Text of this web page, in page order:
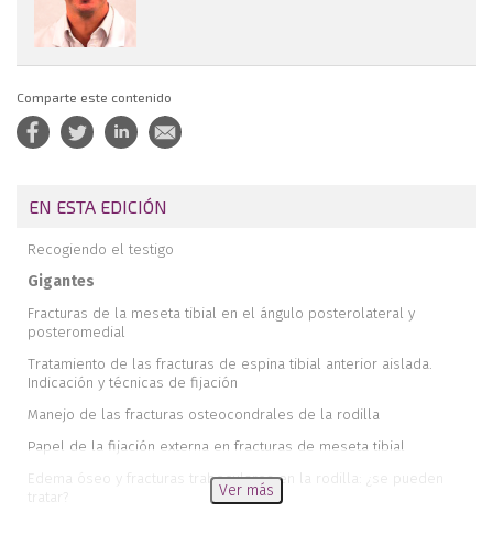
Comparte este contenido
EN ESTA EDICIÓN
Recogiendo el testigo
Gigantes
Fracturas de la meseta tibial en el ángulo posterolateral y
posteromedial
Tratamiento de las fracturas de espina tibial anterior aislada.
Indicación y técnicas de fijación
Manejo de las fracturas osteocondrales de la rodilla
Papel de la fijación externa en fracturas de meseta tibial
Edema óseo y fracturas trabeculares en la rodilla: ¿se pueden
tratar?
Ver más